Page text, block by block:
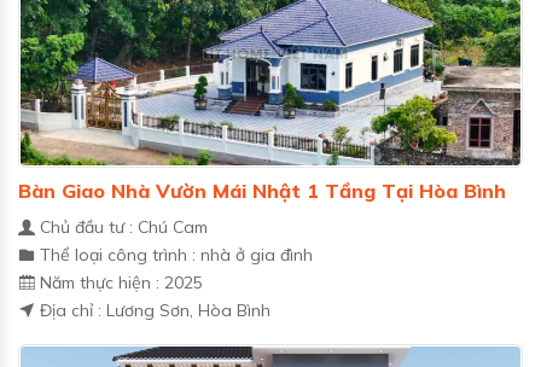
Bàn Giao Nhà Vườn Mái Nhật 1 Tầng Tại Hòa Bình
Chủ đầu tư : Chú Cam
Thể loại công trình : nhà ở gia đình
Năm thực hiện : 2025
Địa chỉ : Lương Sơn, Hòa Bình